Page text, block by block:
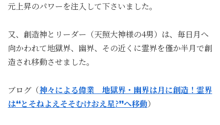
元上昇のパワーを注入して下さいました。
又、創造神とリーダー（天照大神様の4男）は、毎日月へ
向かわれて地獄界、幽界、その近くに霊界を僅か半月で創
造され移動させました。
ブログ（神々による偉業 地獄界・幽界は月に創造！霊界
は❛❛とそねよえそそむけおえ星?❜❜へ移動）